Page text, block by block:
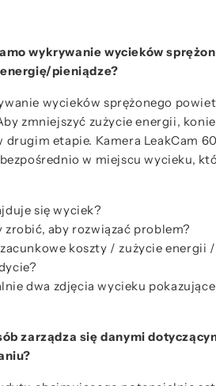
wykrywanie wycieków
pieniądze?
wycieków sprężonego
zmniejszyć zużycie energii,
drugim etapie. Kamera LeakCam
w miejscu wycieku,
się wyciek?
zrobić, aby rozwiązać problem?
koszty / zużycie energii
dwa zdjęcia wycieku
zarządza się danymi